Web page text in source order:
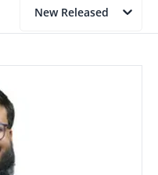
New Released